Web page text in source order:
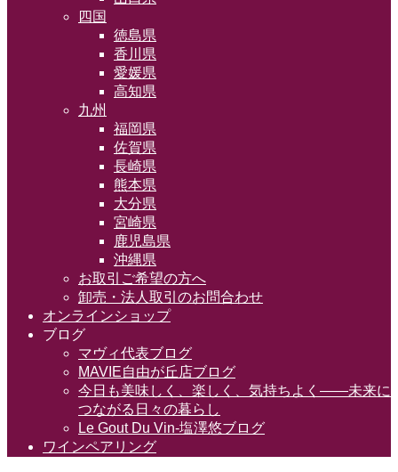
四国
徳島県
香川県
愛媛県
高知県
九州
福岡県
佐賀県
長崎県
熊本県
大分県
宮崎県
鹿児島県
沖縄県
お取引ご希望の方へ
卸売・法人取引のお問合わせ
オンラインショップ
ブログ
マヴィ代表ブログ
MAVIE自由が丘店ブログ
今日も美味しく、楽しく、気持ちよく――未来に
つながる日々の暮らし
Le Gout Du Vin-塩澤悠ブログ
ワインペアリング